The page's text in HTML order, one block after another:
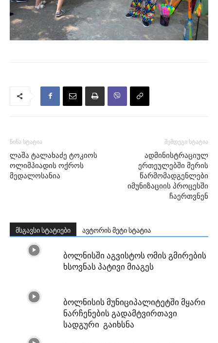
წინა სტატია
ლაშა ტალახაძე ტოკიოს
ოლიმპიადის ოქროს
მედალოსანია
შემდეგი სტატია
ადმინისტრაციულ
ერთეულებში მერის
წარმომადგენლები
იმუნიზაციის პროცესში
ჩაერთვნენ
მსგავსი სტატიები ავტორის მეტი სტატია
ბოლნისში აგვისტოს ომის გმირების
ხსოვნას პატივი მიაგეს
ბოლნისის მუნიციპალიტეტში მყარი
ნარჩენების გადამტვირთავი
სადგური გაიხსნა